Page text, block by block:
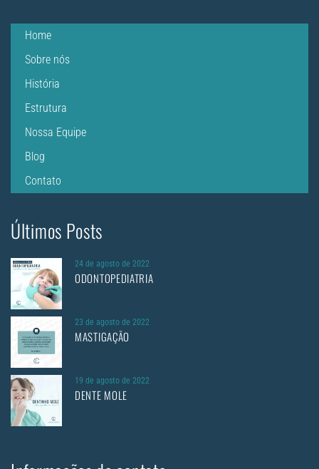
Home
Sobre nós
História
Estrutura
Nossa Equipe
Blog
Contato
Últimos Posts
24 de agosto de 2022
ODONTOPEDIATRIA
23 de agosto de 2022
MASTIGAÇÃO
19 de agosto de 2022
DENTE MOLE